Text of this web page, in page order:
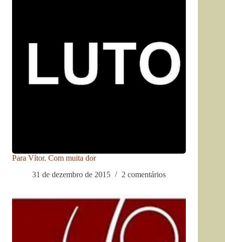
Para Vítor. Com muita dor
31 de dezembro de 2015
2 comentários